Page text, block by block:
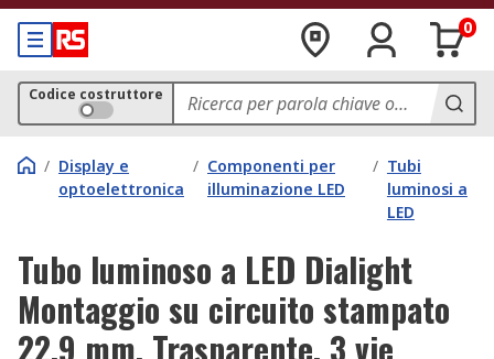
0
Codice costruttore
/ Display e
optoelettronica
/ Componenti per
illuminazione LED
/ Tubi
luminosi a
LED
Tubo luminoso a LED Dialight
Montaggio su circuito stampato
22.9 mm, Trasparente, 3 vie